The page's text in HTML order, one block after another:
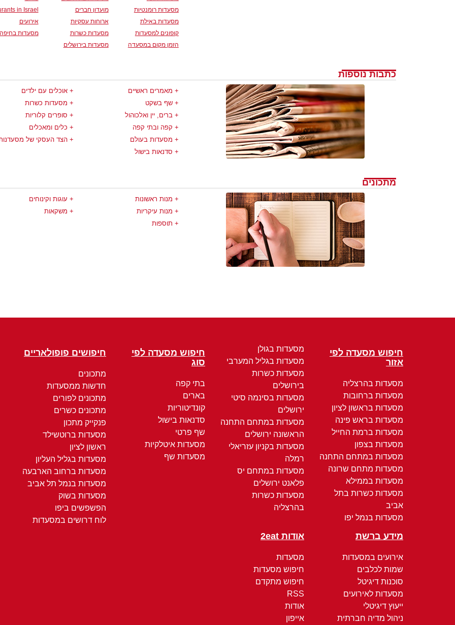
מסעדות רומנטיות
מסעדות באילת
קופונים למסעדות
הזמן מקום במסעדה
מועדון חברים
ארוחות עסקיות
מסעדות כשרות
מסעדות בירושלים
in Israel
אירועים
מסעדות בחיפה
כתבות נוספות
מאמרים ראשיים
שף בשקט
ברים, יין ואלכוהול
קפה ובתי קפה
מסעדות בעולם
סדנאות בישול
אוכלים עם ילדים
מסעדות כשרות
סופרים קלוריות
כלים ומאכלים
הצד העסקי של
מתכונים
מנות ראשונות
מנות עיקריות
תוספות
עוגות וקינוחים
משקאות
חיפוש מסעדה לפי
אזור
מסעדות בהרצליה
מסעדות ברחובות
מסעדות בראשון לציון
מסעדות בראש פינה
מסעדות ברמת החייל
מסעדות בצפון
מסעדות במתחם התחנה
מסעדות מתחם שרונה
מסעדות בממילא
מסעדות כשרות בתל
אביב
מסעדות בנמל יפו
מסעדות בגולן
מסעדות בגליל המערבי
מסעדות כשרות
בירושלים
מסעדות בסינמה סיטי
ירושלים
מסעדות במתחם התחנה
הראשונה ירושלים
מסעדות בקניון עזריאלי
רמלה
מסעדות במתחם יס
פלאנט ירושלים
מסעדות כשרות
בהרצליה
חיפוש מסעדה לפי
סוג
בתי קפה
בארים
קונדיטוריות
סדנאות בישול
שף פרטי
מסעדות איטלקיות
מסעדות שף
חיפושים פופולאריים
מתכונים
חדשות ממסעדות
מתכונים לפורים
מתכונים כשרים
פנקייק מתכון
מסעדות ברוטשילד
ראשון לציון
מסעדות בגליל העליון
מסעדות ברחוב הארבעה
מסעדות בנמל תל אביב
מסעדות בשוק
הפשפשים ביפו
לוח דרושים במסעדות
מידע ברשת
אירועים במסעדות
שמות לכלבים
סוכנות דיגיטל
מסעדות לאירועים
ייעוץ דיגיטלי
ניהול מדיה חברתית
אודות 2eat
מסעדות
חיפוש מסעדות
חיפוש מתקדם
RSS
אודות
אייפון